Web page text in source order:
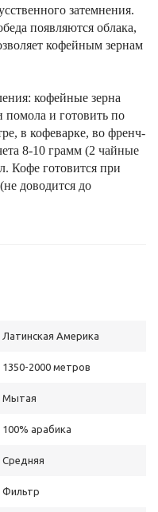
затемнения.
появляются облака,
кофейным зернам
кофейные зерна
помола и готовить по
в кофеварке, во френч-
8-10 грамм (2 чайные
Кофе готовится при
доводится до
Латинская Америка
1350-2000 метров
Мытая
100% арабика
Средняя
Фильтр